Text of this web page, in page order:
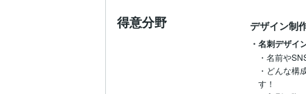
得意分野 デザイン制
・名刺デザイ
・名前や
・どんな構
す！